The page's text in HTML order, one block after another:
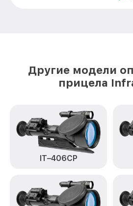
Замена ключей управления IT-124D
Замена аккумулятора IT-124D
Замена процессора IT-124D Infratech
Замена USB порта IT-124D Infratech
Ремонт цепи питания IT-124D
Замена матрицы IT-124D Infratech
Другие модели
прицела
IT–406СP